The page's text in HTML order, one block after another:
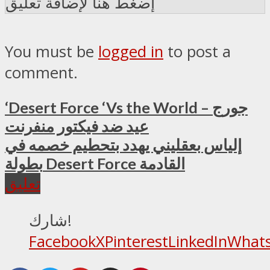
You must be logged in to post a
comment.
‘Desert Force ‘Vs the World – جورج
عيد ضد فيكتور منفرنت
إلياس بعقليني يهدد بتحطيم خصمه في
بطولة Desert Force القادمة
تعليق
شارك!
FacebookXPinterestLinkedIn